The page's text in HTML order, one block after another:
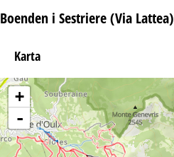
Boenden i Sestriere (Via Lattea)
Karta
+
-